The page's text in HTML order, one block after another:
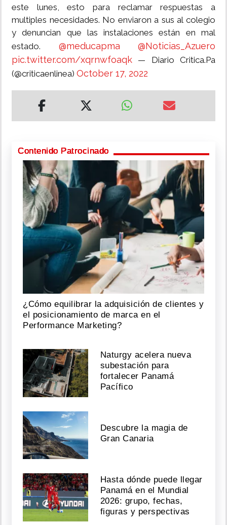
este lunes, esto para reclamar respuestas a
multiples necesidades. No enviaron a sus al colegio
y denuncian que las instalaciones están en mal
estado. @meducapma
@Noticias_Azuero
pic.twitter.com/xqrnwfoaqk — Diario Critica.Pa
(@criticaenlinea) October 17, 2022
Contenido Patrocinado
¿Cómo equilibrar la adquisición de clientes y
el posicionamiento de marca en el
Performance Marketing?
Naturgy acelera nueva
subestación para
fortalecer Panamá
Pacífico
Descubre la magia de
Gran Canaria
Hasta dónde puede llegar
Panamá en el Mundial
2026: grupo, fechas,
figuras y perspectivas